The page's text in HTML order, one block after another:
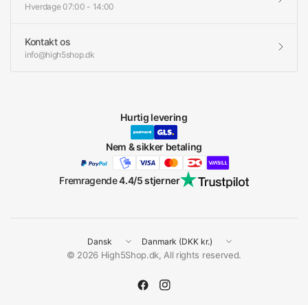
Hverdage 07:00 - 14:00
Kontakt os
info@high5shop.dk
Hurtig levering
Nem & sikker betaling
Fremragende4.4/5 stjerner
Opdater
land
Opdater
land
© 2026 High5Shop.dk, All rights reserved.